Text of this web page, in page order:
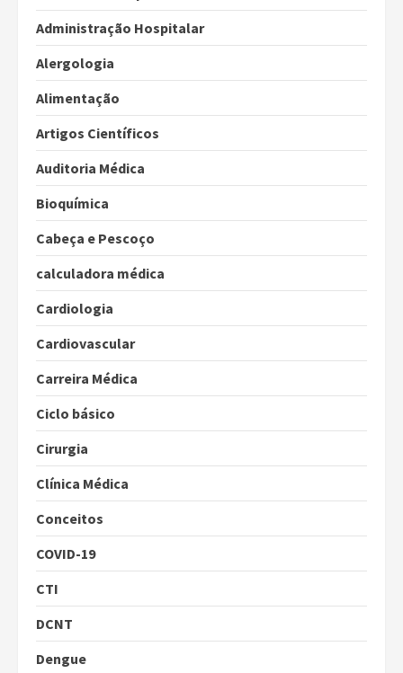
Administração Hospitalar
Alergologia
Alimentação
Artigos Científicos
Auditoria Médica
Bioquímica
Cabeça e Pescoço
calculadora médica
Cardiologia
Cardiovascular
Carreira Médica
Ciclo básico
Cirurgia
Clínica Médica
Conceitos
COVID-19
CTI
DCNT
Dengue